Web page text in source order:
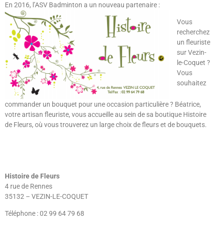
En 2016, l’ASV Badminton a un nouveau partenaire :
Vous
recherchez
un fleuriste
sur Vezin-
le-Coquet ?
Vous
souhaitez
commander un bouquet pour une occasion particulière ? Béatrice,
votre artisan fleuriste, vous accueille au sein de sa boutique Histoire
de Fleurs, où vous trouverez un large choix de fleurs et de bouquets.
Histoire de Fleurs
4 rue de Rennes
35132 – VEZIN-LE-COQUET
Téléphone : 02 99 64 79 68